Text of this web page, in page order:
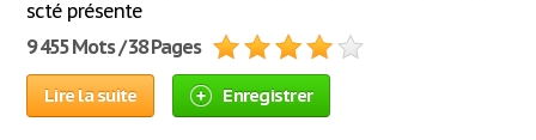
scté présente
9 455 Mots / 38 Pages
Lire la suite Enregistrer